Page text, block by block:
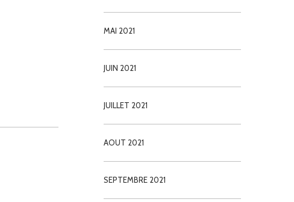
MAI 2021
JUIN 2021
JUILLET 2021
AOUT 2021
SEPTEMBRE 2021